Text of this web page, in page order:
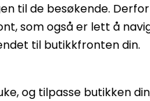
til de besøkende.
som også er lett å
til butikkfronten din.
og tilpasse butikken